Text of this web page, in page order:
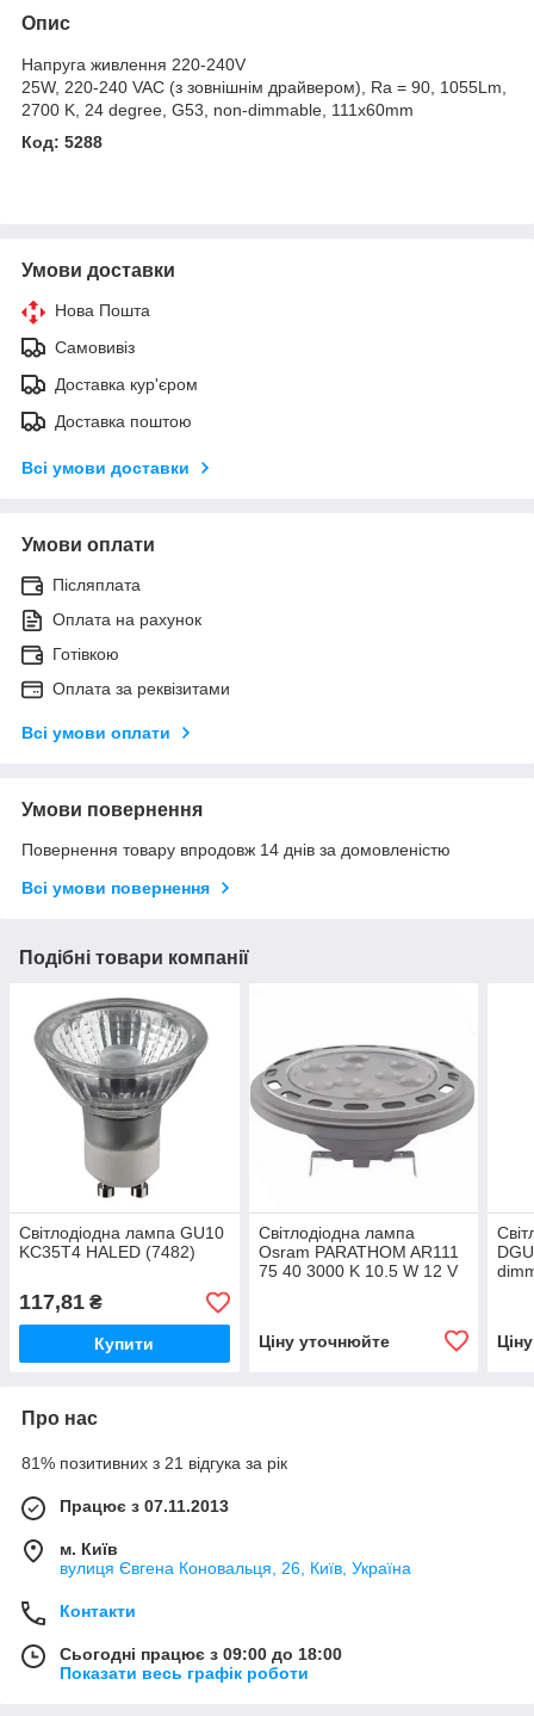
Опис
Напруга живлення 220-240V
25W, 220-240 VAC (з зовнішнім драйвером), Ra = 90, 1055Lm,
2700 K, 24 degree, G53, non-dimmable, 111x60mm
Код: 5288
Умови доставки
Нова Пошта
Самовивіз
Доставка кур'єром
Доставка поштою
Всі умови доставки
Умови оплати
Післяплата
Оплата на рахунок
Готівкою
Оплата за реквізитами
Всі умови оплати
Умови повернення
Повернення товару впродовж 14 днів за домовленістю
Всі умови повернення
Подібні товари компанії
Світлодіодна лампа GU10
KC35T4 HALED (7482)
117,81 ₴
Купити
Світлодіодна лампа
Osram PARATHOM AR111
75 40 3000 K 10.5 W 12 V
Ціну уточнюйте
Про нас
81% позитивних з 21 відгука за рік
Працює з 07.11.2013
м. Київ
вулиця Євгена Коновальця, 26, Київ, Україна
Контакти
Сьогодні працює з 09:00 до 18:00
Показати весь графік роботи